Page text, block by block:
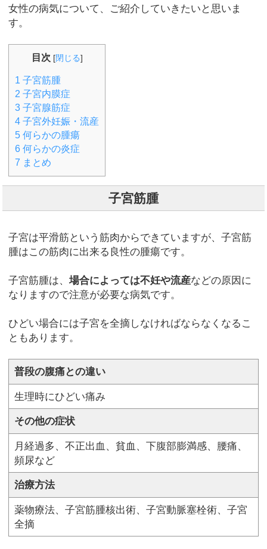
女性の病気について、ご紹介していきたいと思いま
す。
目次 [閉じる]
1 子宮筋腫
2 子宮内膜症
3 子宮腺筋症
4 子宮外妊娠・流産
5 何らかの腫瘍
6 何らかの炎症
7 まとめ
子宮筋腫
子宮は平滑筋という筋肉からできていますが、子宮筋
腫はこの筋肉に出来る良性の腫瘍です。
子宮筋腫は、場合によっては不妊や流産などの原因に
なりますので注意が必要な病気です。
ひどい場合には子宮を全摘しなければならなくなるこ
ともあります。
普段の腹痛との違い
生理時にひどい痛み
その他の症状
月経過多、不正出血、貧血、下腹部膨満感、腰痛、
頻尿など
治療方法
薬物療法、子宮筋腫核出術、子宮動脈塞栓術、子宮
全摘